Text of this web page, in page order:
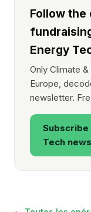
Follow the
Energy
Only Climate
Europe,
newsletter.
Subscribe
Tech